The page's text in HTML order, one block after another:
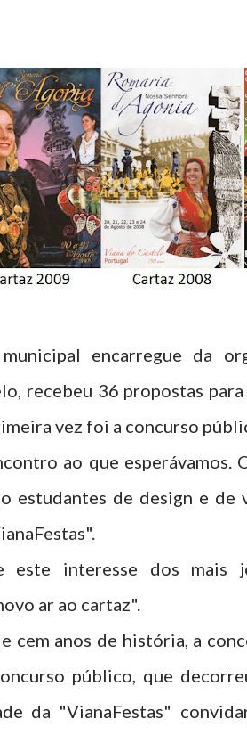
encarregue da
recebeu 36 propostas
vez foi a concurso
ao que esperávamos.
estudantes de design e de
este interesse dos mais
ar ao cartaz".
cem anos de história, a
público, que
da "VianaFestas"